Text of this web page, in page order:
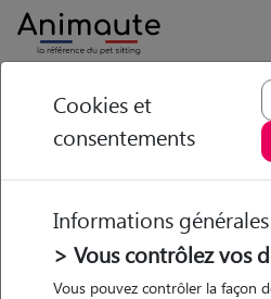
Animaute Pays-de-la-Loire /
Saint-
• 40 ans
Cookies et
consentements
Informations générales
> Vous contrôlez vos
Vous pouvez contrôler la façon